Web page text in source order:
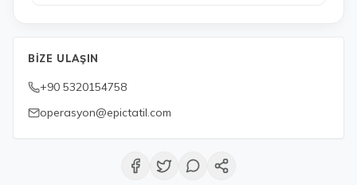
BIZE ULAŞIN
+90 5320154758
operasyon@epictatil.com